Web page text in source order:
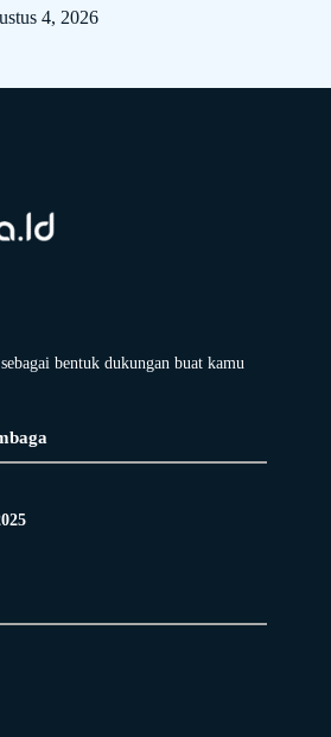
4, 2026
bentuk dukungan buat kamu